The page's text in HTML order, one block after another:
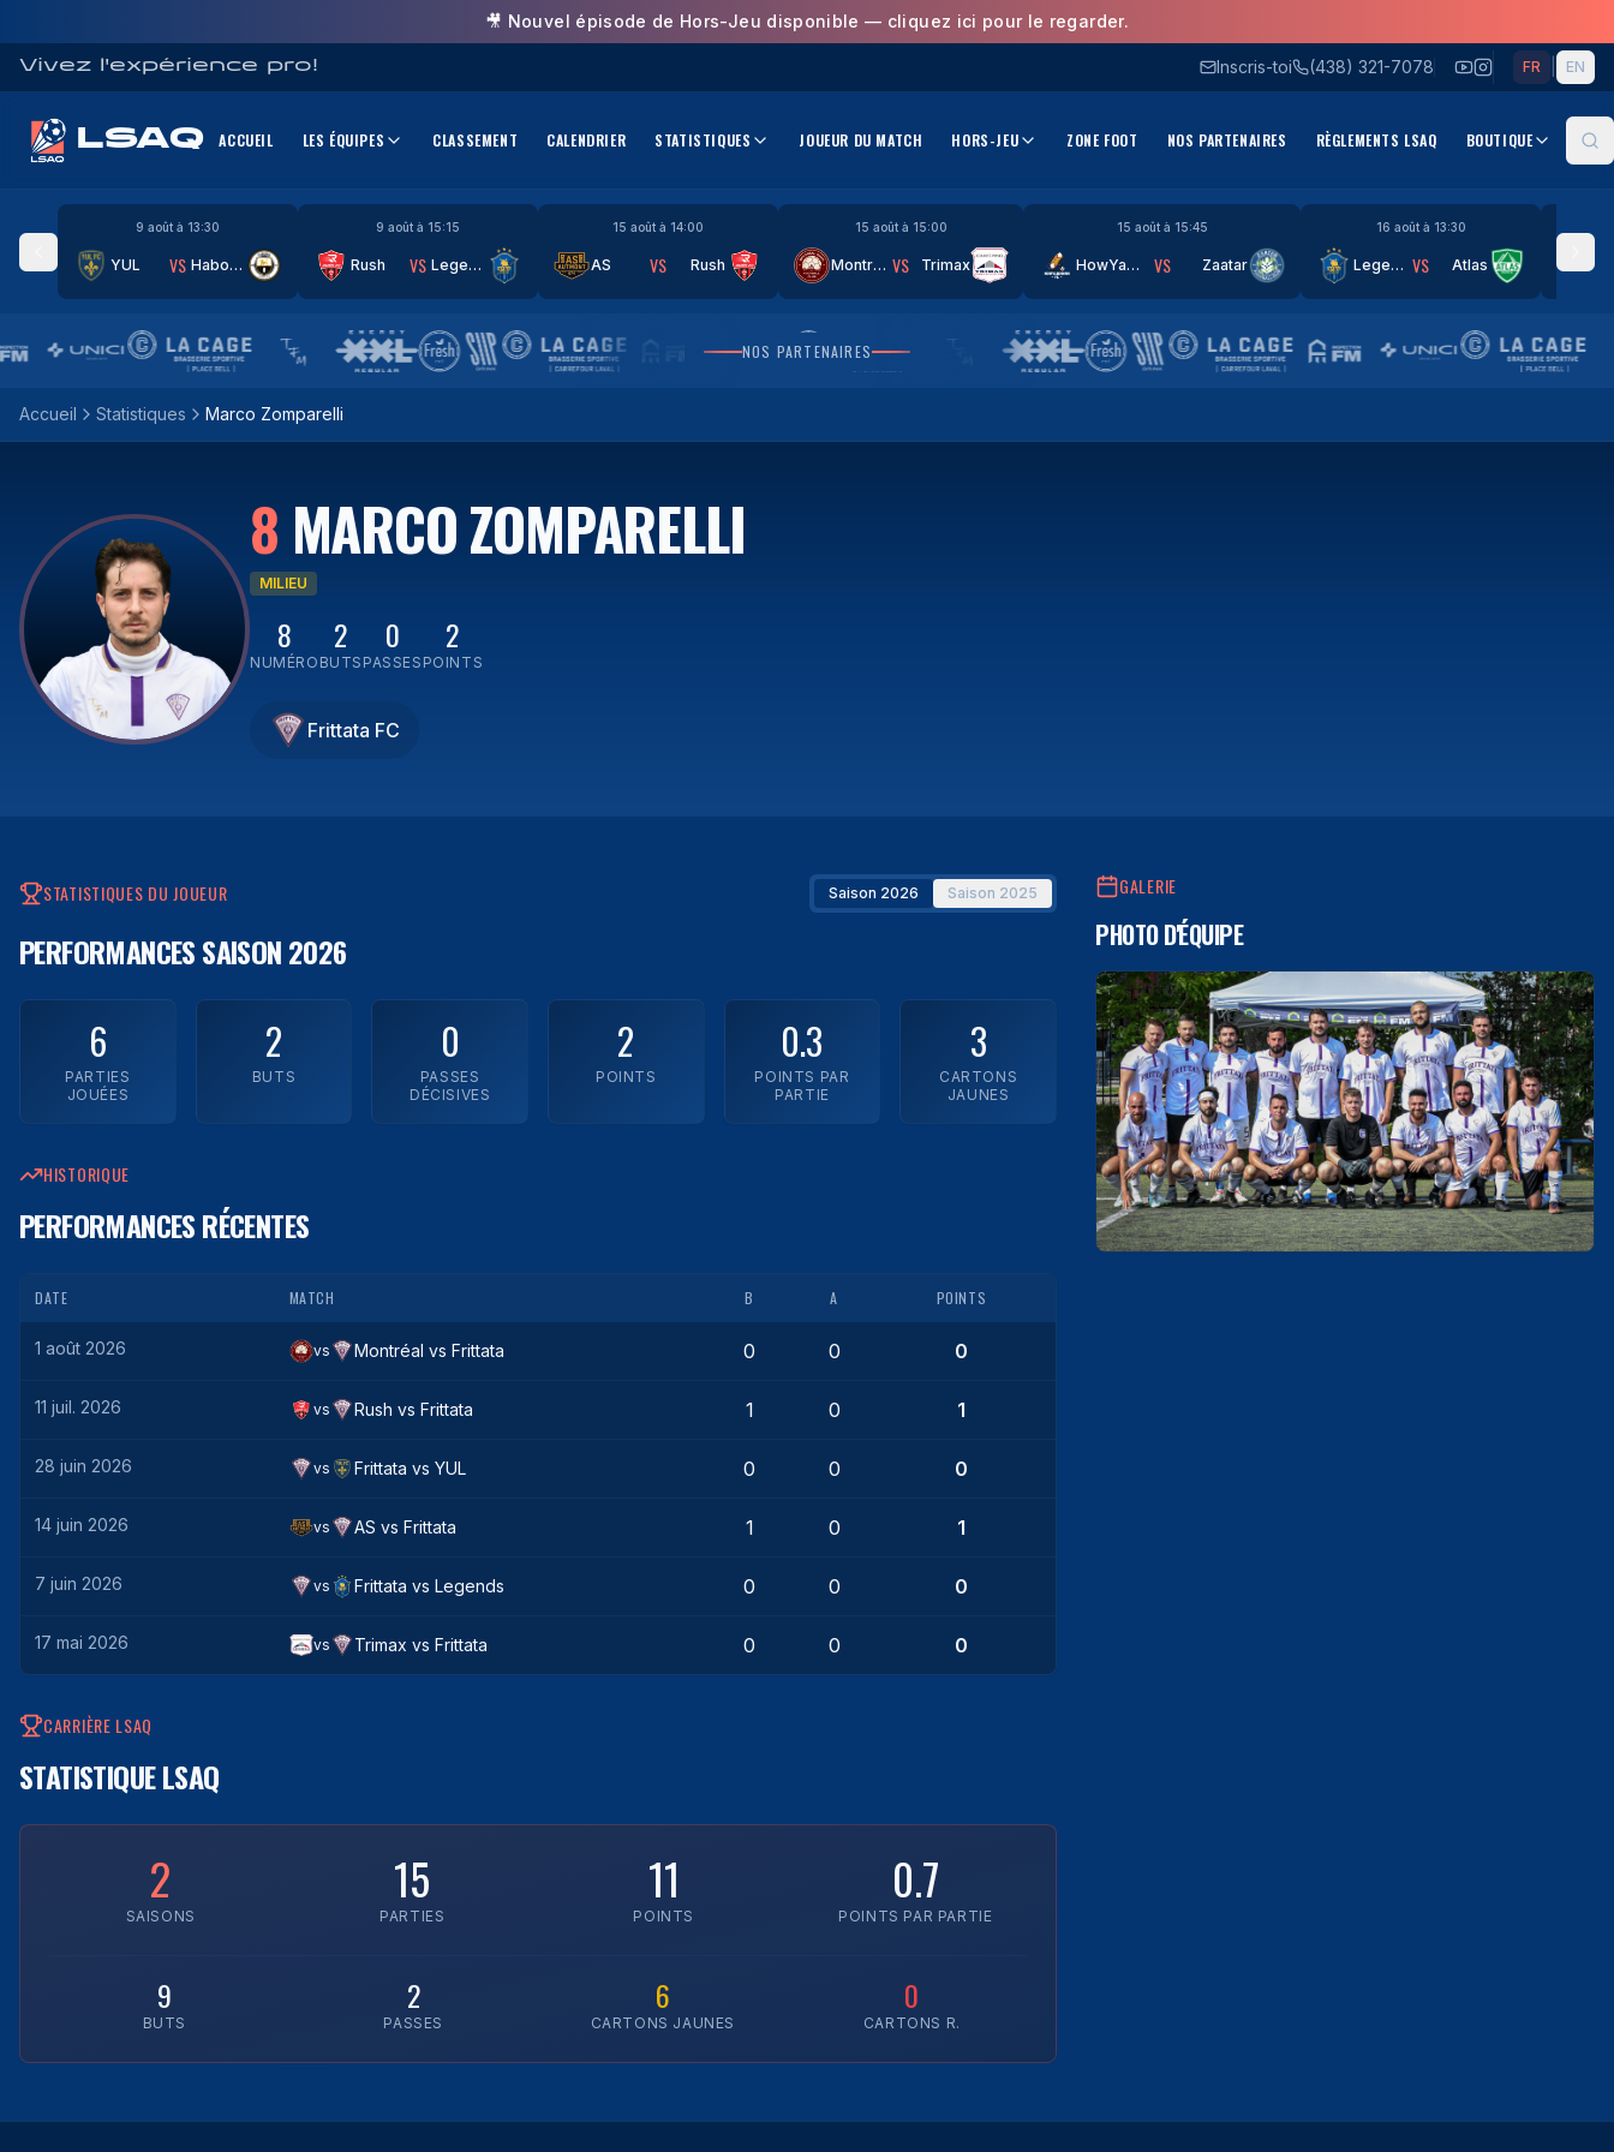
🎥 Nouvel épisode de Hors-Jeu disponible — cliquez ici pour le regarder.
Vivez l'expérience pro! Inscris-toi (438) 321-7078 FR EN
LSAQ ACCUEIL LES ÉQUIPES CLASSEMENT CALENDRIER STATISTIQUES JOUEUR DU MATCH HORS-JEU ZONE FOOT NOS PARTENAIRES RÈGLEMENTS LSAQ BOUTIQUE
9 août à 13:30
YUL VS Haboub
9 août à 15:15
Rush VS Legends
15 août à 14:00
AS VS Rush
15 août à 15:00
Montréal VS Trimax
15 août à 15:45
HowYaDoinnn VS Zaatar
16 août à 13:30
Legends VS Atlas
NOS PARTENAIRES
Accueil Statistiques Marco Zomparelli
8 MARCO ZOMPARELLI
MILIEU
8
NUMÉRO
2
BUTS
0
PASSES
2
POINTS
Frittata FC
STATISTIQUES DU JOUEUR Saison 2026 Saison 2025
PERFORMANCESSAISON 2026
6
PARTIES
JOUÉES
2
BUTS
0
PASSES
DÉCISIVES
2
POINTS
0.3
POINTS PAR
PARTIE
3
CARTONS
JAUNES
HISTORIQUE
PERFORMANCES RÉCENTES
DATE MATCH B A POINTS
1 août 2026 vs Montréal vs Frittata 0 0 0
11 juil. 2026 vs Rush vs Frittata 1 0 1
28 juin 2026 vs Frittata vs YUL 0 0 0
14 juin 2026 vs AS vs Frittata 1 0 1
7 juin 2026 vs Frittata vs Legends 0 0 0
17 mai 2026 vs Trimax vs Frittata 0 0 0
CARRIÈRE LSAQ
STATISTIQUE LSAQ
2
SAISONS
15
PARTIES
11
POINTS
0.7
POINTS PAR PARTIE
9
BUTS
2
PASSES
6
CARTONS JAUNES
0
CARTONS R.
GALERIE
PHOTO D'ÉQUIPE